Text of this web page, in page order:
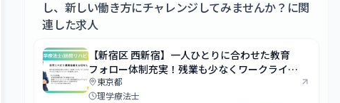
し、新しい働き方にチャレンジしてみませんか？ に関
連した求人
【新宿区 西新宿】一人ひとりに合わせた教育
フォロー体制充実！残業も少なくワークライフ
バランスの取れた働き方が可能です◎
東京都
理学療法士